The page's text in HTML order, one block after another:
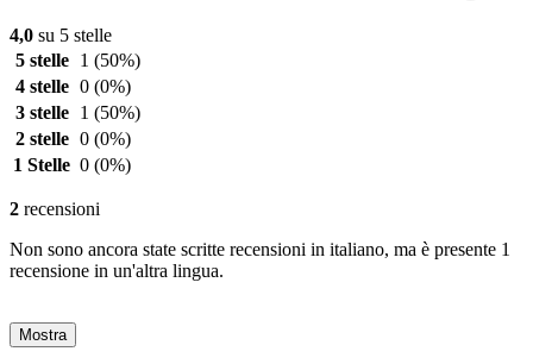
4,0 su 5 stelle
5 stelle
1 (50%)
4 stelle 0 (0%)
3 stelle
1 (50%)
2 stelle 0 (0%)
1 Stelle 0 (0%)
2 recensioni
Non sono ancora state scritte recensioni in italiano, ma è presente 1
recensione in un'altra lingua.
Mostra